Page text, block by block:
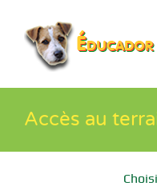
contenu
Accès au